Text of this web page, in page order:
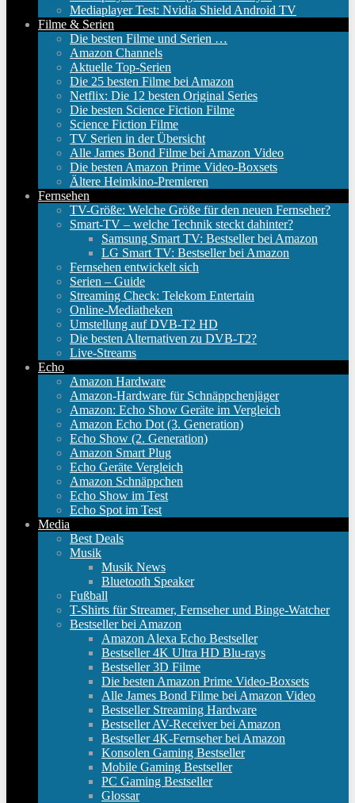
Mediaplayer Test: Nvidia Shield Android TV
Filme & Serien
Die besten Filme und Serien …
Amazon Channels
Aktuelle Top-Serien
Die 25 besten Filme bei Amazon
Netflix: Die 12 besten Original Series
Die besten Science Fiction Filme
Science Fiction Filme
TV Serien in der Übersicht
Alle James Bond Filme bei Amazon Video
Die besten Amazon Prime Video-Boxsets
Ältere Heimkino-Premieren
Fernsehen
TV-Größe: Welche Größe für den neuen Fernseher?
Smart-TV – welche Technik steckt dahinter?
Samsung Smart TV: Bestseller bei Amazon
LG Smart TV: Bestseller bei Amazon
Fernsehen entwickelt sich
Serien – Guide
Streaming Check: Telekom Entertain
Online-Mediatheken
Umstellung auf DVB-T2 HD
Die besten Alternativen zu DVB-T2?
Live-Streams
Echo
Amazon Hardware
Amazon-Hardware für Schnäppchenjäger
Amazon: Echo Show Geräte im Vergleich
Amazon Echo Dot (3. Generation)
Echo Show (2. Generation)
Amazon Smart Plug
Echo Geräte Vergleich
Amazon Schnäppchen
Echo Show im Test
Echo Spot im Test
Media
Best Deals
Musik
Musik News
Bluetooth Speaker
Fußball
T-Shirts für Streamer, Fernseher und Binge-Watcher
Bestseller bei Amazon
Amazon Alexa Echo Bestseller
Bestseller 4K Ultra HD Blu-rays
Bestseller 3D Filme
Die besten Amazon Prime Video-Boxsets
Alle James Bond Filme bei Amazon Video
Bestseller Streaming Hardware
Bestseller AV-Receiver bei Amazon
Bestseller 4K-Fernseher bei Amazon
Konsolen Gaming Bestseller
Mobile Gaming Bestseller
PC Gaming Bestseller
Glossar